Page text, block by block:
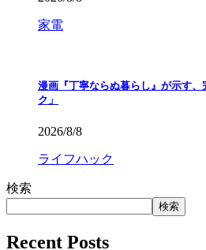
家電
漫画『丁寧ならぬ暮らし』が示す
ク」
2026/8/8
ライフハック
検索
検索
Recent Posts